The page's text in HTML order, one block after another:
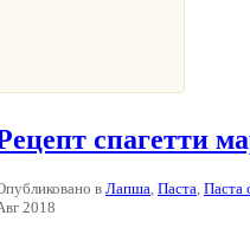
спагетти
в Лапша, Паста, Паста
2018